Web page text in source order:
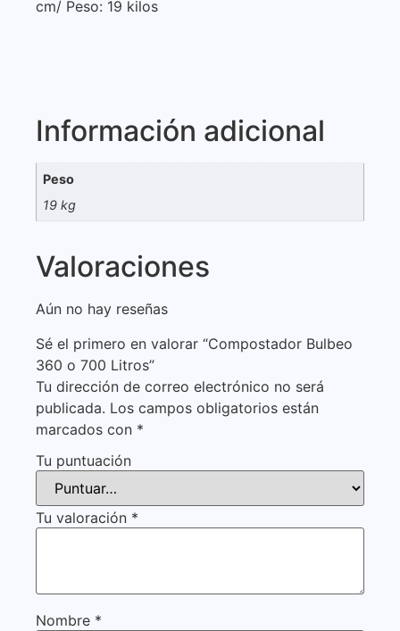
cm/ Peso: 19 kilos
Información adicional
Peso
19 kg
Valoraciones
Aún no hay reseñas
Sé el primero en valorar “Compostador Bulbeo
360 o 700 Litros”
Tu dirección de correo electrónico no será
publicada. Los campos obligatorios están
marcados con *
Tu puntuación
Tu valoración *
Nombre *